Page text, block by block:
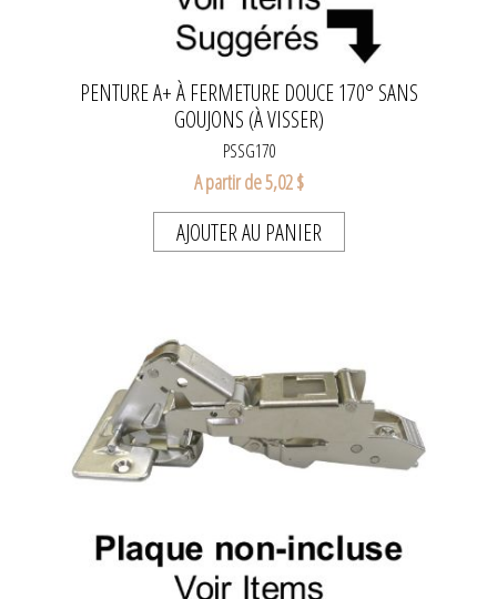
PENTURE A+ À FERMETURE DOUCE 170° SANS
GOUJONS (À VISSER)
PSSG170
A partir de 5,02 $
AJOUTER AU PANIER